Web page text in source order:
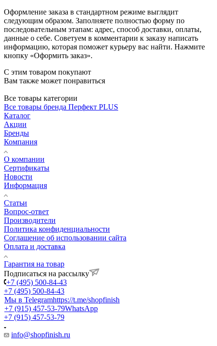
Оформление заказа в стандартном режиме выглядит
следующим образом. Заполняете полностью форму по
последовательным этапам: адрес, способ доставки, оплаты,
данные о себе. Советуем в комментарии к заказу написать
информацию, которая поможет курьеру вас найти. Нажмите
кнопку «Оформить заказ».
С этим товаром покупают
Вам также может понравиться
Все товары категории
Все товары бренда Перфект PLUS
Каталог
Акции
Бренды
Компания
О компании
Сертификаты
Новости
Информация
Статьи
Вопрос-ответ
Производители
Политика конфиденциальности
Соглашение об использовании сайта
Оплата и доставка
Гарантия на товар
Подписаться на рассылку
+7 (495) 500-84-43
+7 (495) 500-84-43
Мы в Telegramhttps://t.me/shopfinish
+7 (915) 457-53-79WhatsApp
+7 (915) 457-53-79
info@shopfinish.ru